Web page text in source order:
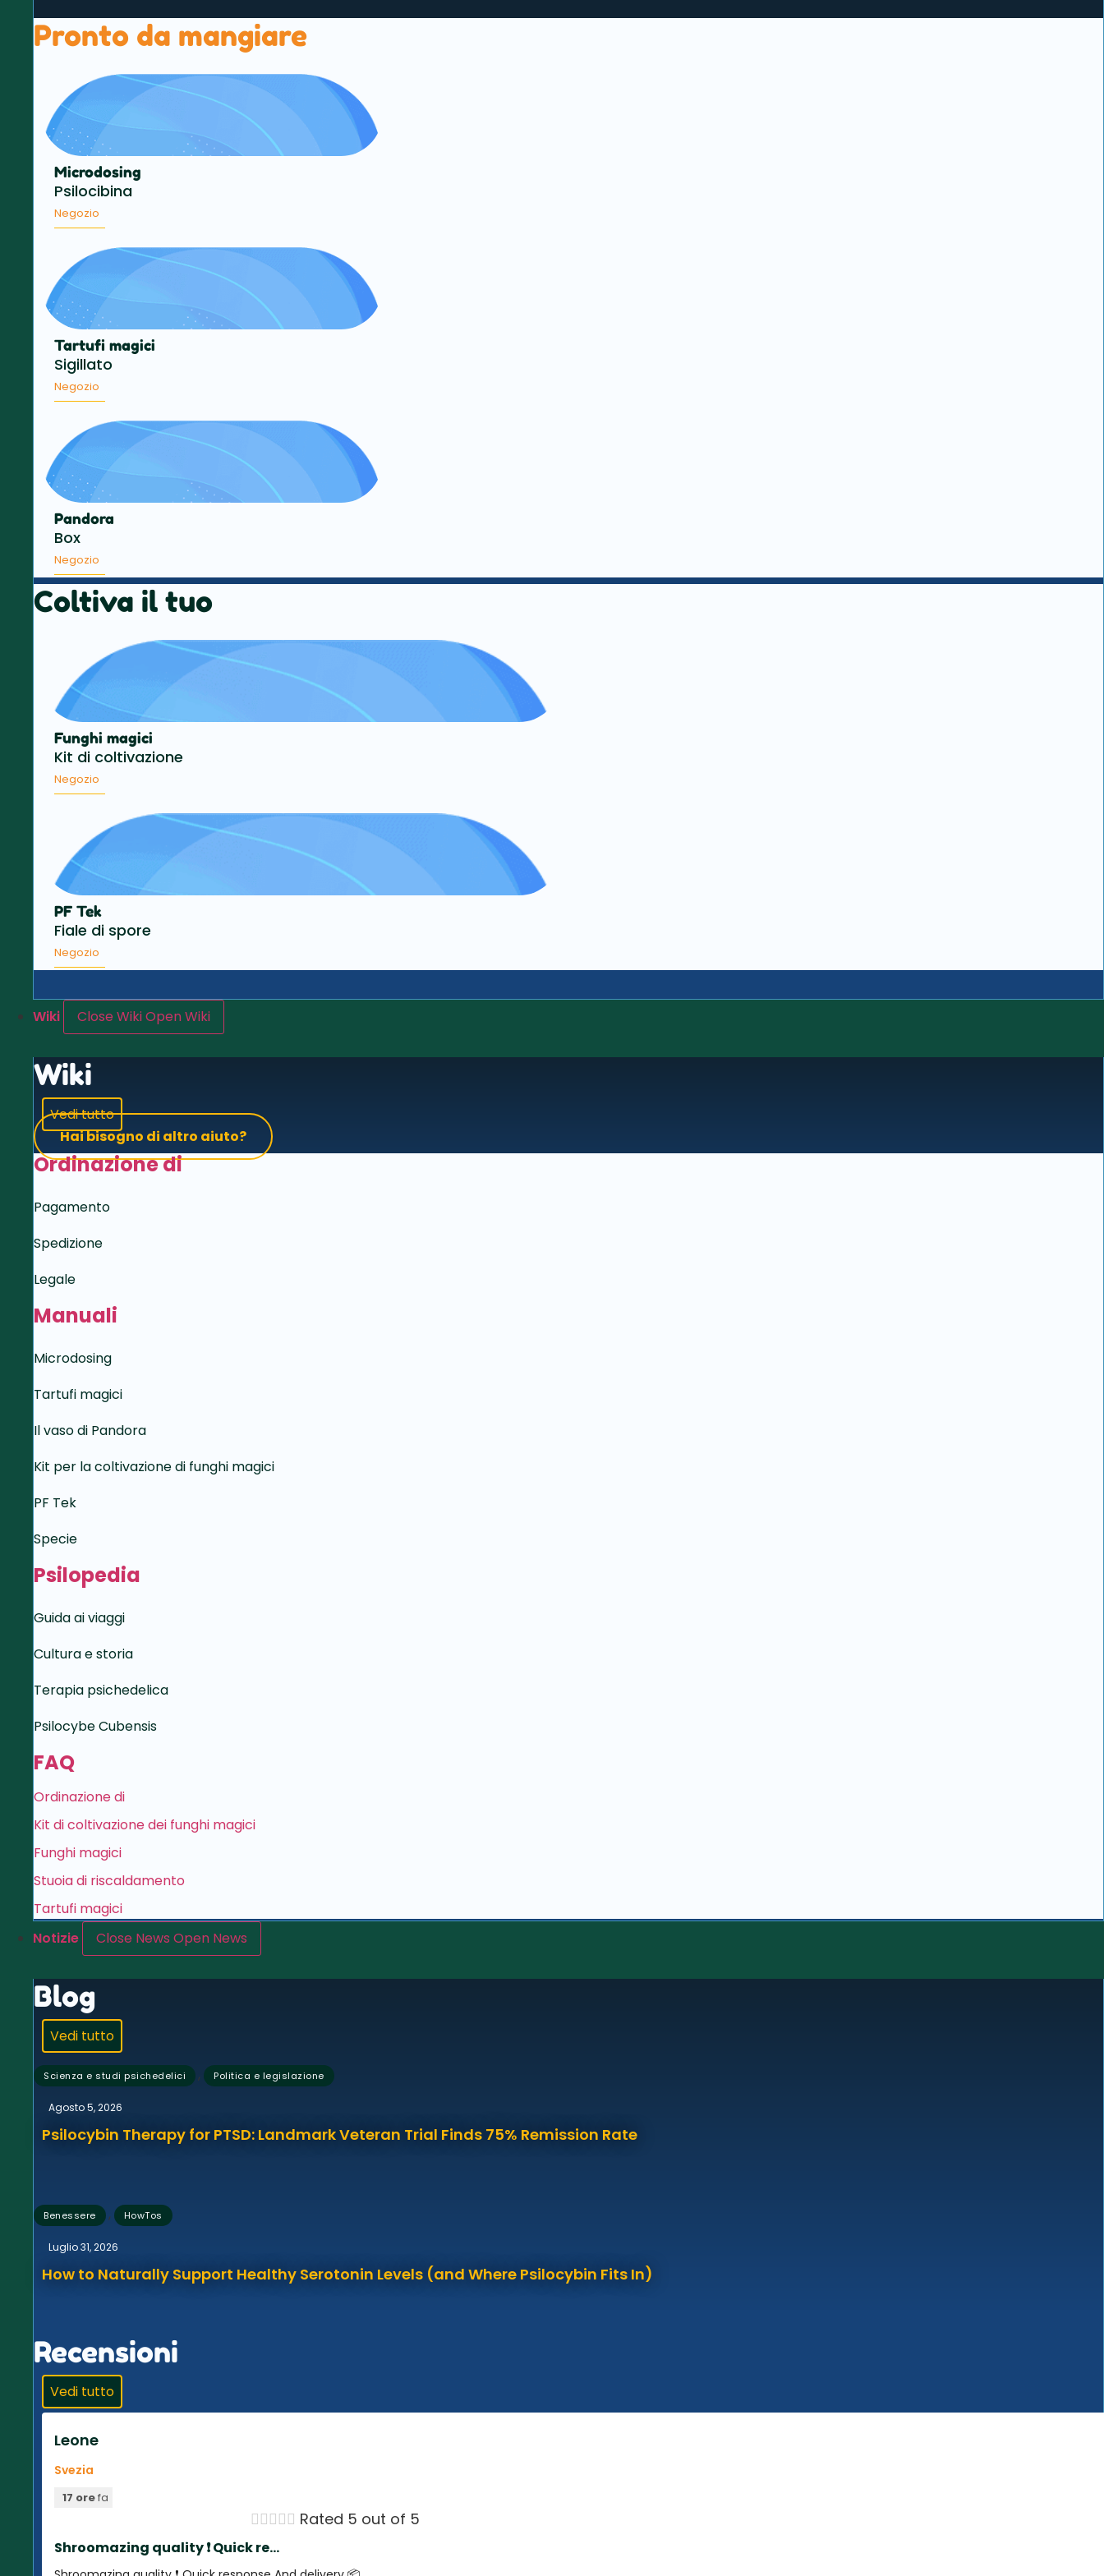
Pronto da mangiare
Microdosing
Psilocibina
Negozio
Tartufi magici
Sigillato
Negozio
Pandora
Box
Negozio
Coltiva il tuo
Funghi magici
Kit di coltivazione
Negozio
PF Tek
Fiale di spore
Negozio
Wiki Close WikiOpen Wiki
Wiki
Vedi tutto
Hai bisogno di altro aiuto?
Ordinazione di
Pagamento
Spedizione
Legale
Manuali
Microdosing
Tartufi magici
Il vaso di Pandora
Kit per la coltivazione di funghi magici
PF Tek
Specie
Psilopedia
Guida ai viaggi
Cultura e storia
Terapia psichedelica
Psilocybe Cubensis
FAQ
Ordinazione di
Kit di coltivazione dei funghi magici
Funghi magici
Stuoia di riscaldamento
Tartufi magici
Notizie
Close News Open News
Blog
Vedi tutto
Scienza e studi psichedelici , Politica e legislazione
Agosto 5, 2026
Psilocybin Therapy for PTSD: Landmark Veteran Trial Finds 75% Remission Rate
Benessere , HowTos
Luglio 31, 2026
How to Naturally Support Healthy Serotonin Levels (and Where Psilocybin Fits In)
Recensioni
Vedi tutto
Leone
Svezia
17 orefa
 Rated 5 out of 5
Shroomazing quality ❗️ Quick re...